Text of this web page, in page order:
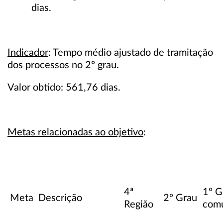
dias.
Indicador: Tempo médio ajustado de tramitação
dos processos no 2º grau.
Valor obtido: 561,76 dias.
Metas relacionadas ao objetivo:
Meta Descrição
4ª
Região
2º Grau
1º